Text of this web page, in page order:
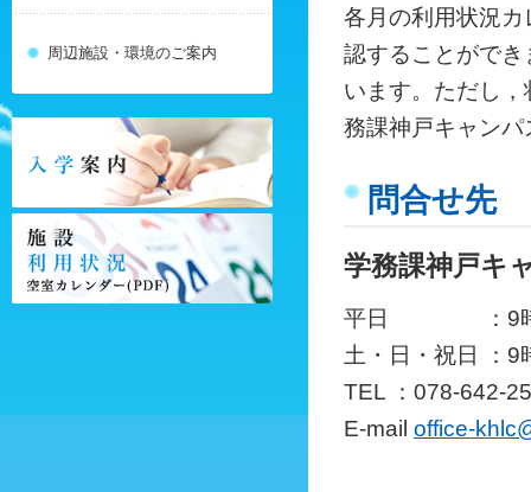
周辺施設・環境のご案内
各月の利用状況
認することがで
います。ただし
務課神戸キャン
問合せ先
学務課神戸キ
平日 ：9時
土・日・祝日 ：9
TEL ：078-642-
E-mail office-